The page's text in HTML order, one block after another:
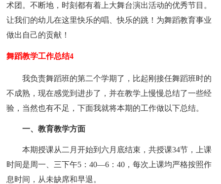
术团。不断地，时刻都有着上大舞台演出活动的优秀节目。
让我们的幼儿在这里快乐的唱、快乐的跳！为舞蹈教育事业
做出自己的贡献！
舞蹈教学工作总结4
我负责舞蹈班的第二个学期了，比起刚接任舞蹈班时的
不成熟，现在感觉到进步了，并在教学上慢慢总结了一些经
验，当然也有不足，下面我就将本期的工作做以下总结。
一、教育教学方面
本期授课从二月开始到六月底结束，共授课34节，上课
时间是周一、三下午5：40—6：40，每次上课均严格按照作
息时间，从未缺席和早退。